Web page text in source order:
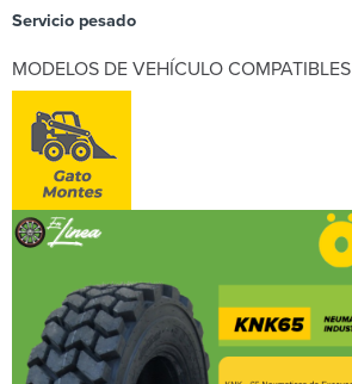
Servicio pesado
MODELOS DE VEHÍCULO COMPATIBLES